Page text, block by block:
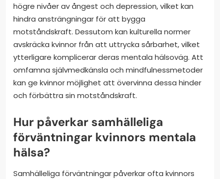
högre nivåer av ångest och depression, vilket kan
hindra ansträngningar för att bygga
motståndskraft. Dessutom kan kulturella normer
avskräcka kvinnor från att uttrycka sårbarhet, vilket
ytterligare komplicerar deras mentala hälsoväg. Att
omfamna självmedkänsla och mindfulnessmetoder
kan ge kvinnor möjlighet att övervinna dessa hinder
och förbättra sin motståndskraft.
Hur påverkar samhälleliga
förväntningar kvinnors mentala
hälsa?
Samhälleliga förväntningar påverkar ofta kvinnors